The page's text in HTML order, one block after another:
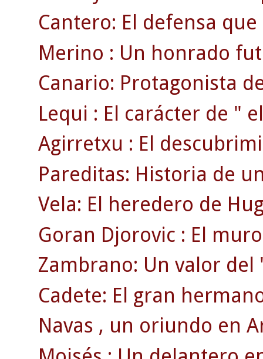
Cantero: El defensa
Merino : Un honrado
Canario: Protagonista
Lequi : El carácter de "
Agirretxu : El
Pareditas: Historia de
Vela: El heredero de
Goran Djorovic : El
Zambrano: Un valor del
Cadete: El gran
Navas , un oriundo en